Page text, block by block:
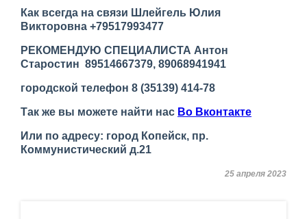
Как всегда на связи Шлейгель Юлия
Викторовна +79517993477
РЕКОМЕНДУЮ СПЕЦИАЛИСТА Антон
Старостин 89514667379, 89068941941
городской телефон 8 (35139) 414-78
Так же вы можете найти нас Во Вконтакте
Или по адресу: город Копейск, пр.
Коммунистический д.21
25 апреля 2023